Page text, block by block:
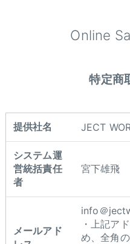
Online
特定商
提供社名 JECT
システム運
営統括責任
者
宮下雄飛
メールアド
info＠
・上記ア
め、全角